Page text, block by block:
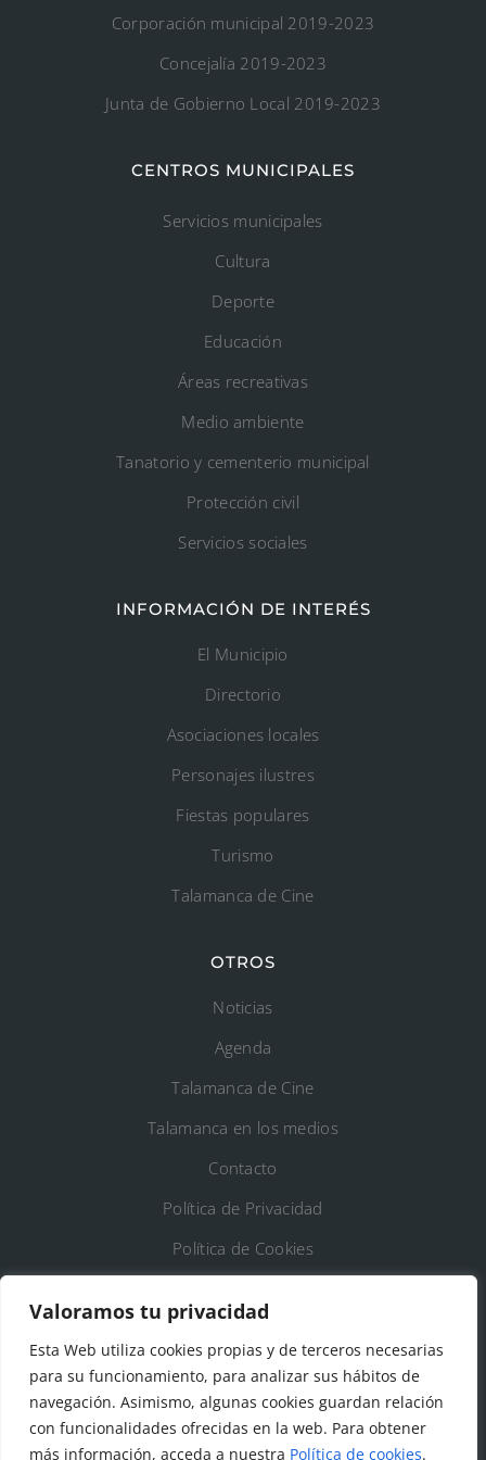
Valoramos tu privacidad
Esta Web utiliza cookies propias y de terceros necesarias
para su funcionamiento, para analizar sus hábitos de
navegación. Asimismo, algunas cookies guardan relación
con funcionalidades ofrecidas en la web. Para obtener
más información, acceda a nuestra Política de cookies.
Corporación municipal 2019-2023
Concejalía 2019-2023
Junta de Gobierno Local 2019-2023
CENTROS MUNICIPALES
Servicios municipales
Cultura
Deporte
Educación
Áreas recreativas
Medio ambiente
Tanatorio y cementerio municipal
Protección civil
Servicios sociales
INFORMACIÓN DE INTERÉS
El Municipio
Directorio
Asociaciones locales
Personajes ilustres
Fiestas populares
Turismo
Talamanca de Cine
OTROS
Noticias
Agenda
Talamanca de Cine
Talamanca en los medios
Contacto
Política de Privacidad
Política de Cookies
DATOS DE CONTACTO
Ayto. de Talamanca de Jarama
C/Fuente del Arca, 19 28160 Talamanca de